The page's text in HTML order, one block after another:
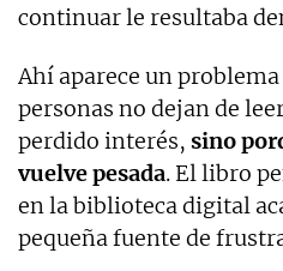
continuar le resultaba
Ahí aparece un
personas no dejan de
perdido interés, sino
vuelve pesada. El libro
en la biblioteca digital
pequeña fuente de